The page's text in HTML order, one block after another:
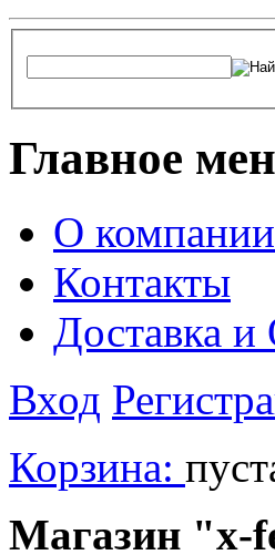
Главное
О
Контакты
Доставка и
Вход
Корзина:
Магазин "x-